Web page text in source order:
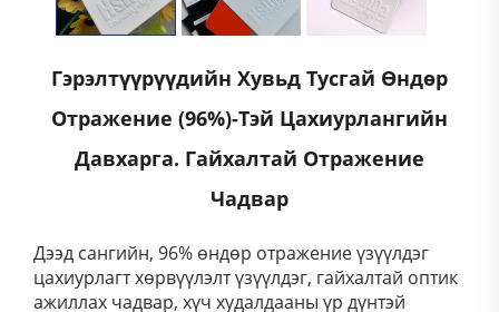
Гэрэлтүүрүүдийн Хувьд Тусгай Өндөр
Отражение (96%)-Тэй Цахиурлангийн
Давхарга. Гайхалтай Отражение
Чадвар
Дээд сангийн, 96% өндөр отражение үзүүлдэг
цахиурлагт хөрвүүлэлт үзүүлдэг, гайхалтай оптик
ажиллах чадвар, хүч худалдааны үр дүнтэй